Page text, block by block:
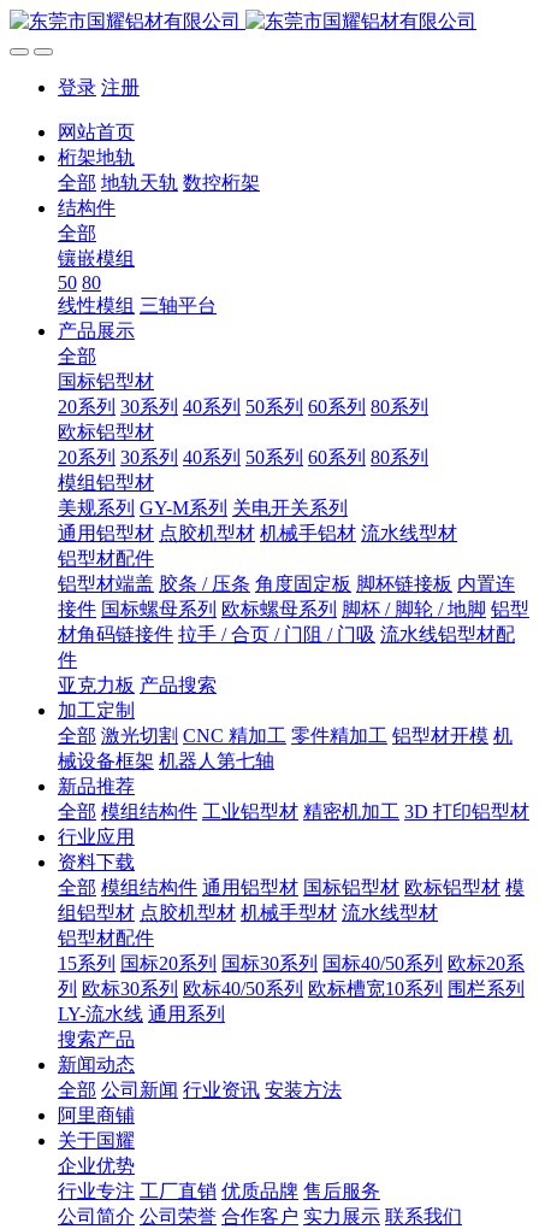
登录 注册
网站首页
桁架地轨
全部 地轨天轨 数控桁架
结构件
全部
镶嵌模组
50 80
线性模组 三轴平台
产品展示
全部
国标铝型材
20系列 30系列 40系列 50系列 60系列 80系列
欧标铝型材
20系列 30系列 40系列 50系列 60系列 80系列
模组铝型材
美规系列 GY-M系列 关电开关系列
通用铝型材 点胶机型材 机械手铝材 流水线型材
铝型材配件
铝型材端盖 胶条 / 压条 角度固定板 脚杯链接板 内置连
接件 国标螺母系列 欧标螺母系列 脚杯 / 脚轮 / 地脚 铝型
材角码链接件 拉手 / 合页 / 门阻 / 门吸 流水线铝型材配
件
亚克力板 产品搜索
加工定制
全部 激光切割 CNC 精加工 零件精加工 铝型材开模 机
械设备框架 机器人第七轴
新品推荐
全部 模组结构件 工业铝型材 精密机加工 3D 打印铝型材
行业应用
资料下载
全部 模组结构件 通用铝型材 国标铝型材 欧标铝型材 模
组铝型材 点胶机型材 机械手型材 流水线型材
铝型材配件
15系列 国标20系列 国标30系列 国标40/50系列 欧标20系
列 欧标30系列 欧标40/50系列 欧标槽宽10系列 围栏系列
LY-流水线 通用系列
搜索产品
新闻动态
全部 公司新闻 行业资讯 安装方法
阿里商铺
关于国耀
企业优势
行业专注 工厂直销 优质品牌 售后服务
公司简介 公司荣誉 合作客户 实力展示 联系我们